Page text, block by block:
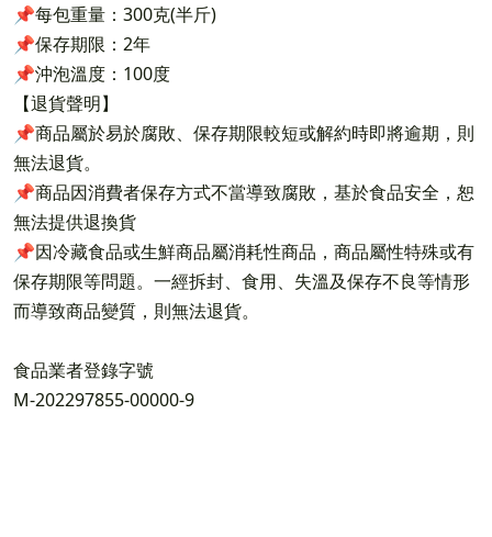
📌每包重量：300克(半斤)
📌保存期限：2年
📌沖泡溫度：100度
【退貨聲明】
📌商品屬於易於腐敗、保存期限較短或解約時即將逾期，則
無法退貨。
📌商品因消費者保存方式不當導致腐敗，基於食品安全，恕
無法提供退換貨
📌因冷藏食品或生鮮商品屬消耗性商品，商品屬性特殊或有
保存期限等問題。一經拆封、食用、失溫及保存不良等情形
而導致商品變質，則無法退貨。
食品業者登錄字號
M-202297855-00000-9